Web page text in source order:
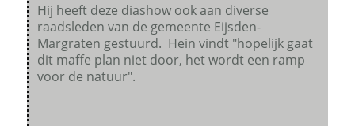
Hij heeft deze diashow ook aan diverse
raadsleden van de gemeente Eijsden-
Margraten gestuurd. Hein vindt "hopelijk gaat
dit maffe plan niet door, het wordt een ramp
voor de natuur".